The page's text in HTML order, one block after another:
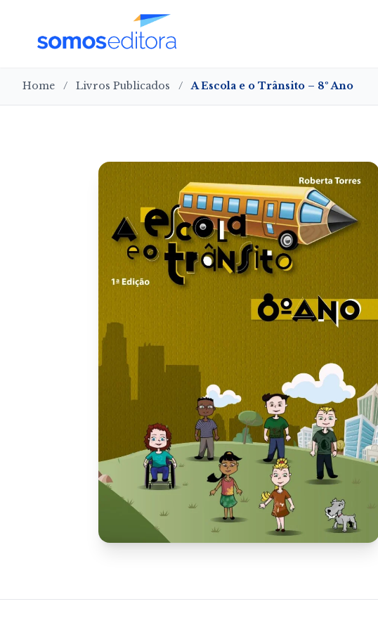
Home / Livros Publicados / A Escola e o Trânsito – 8º Ano